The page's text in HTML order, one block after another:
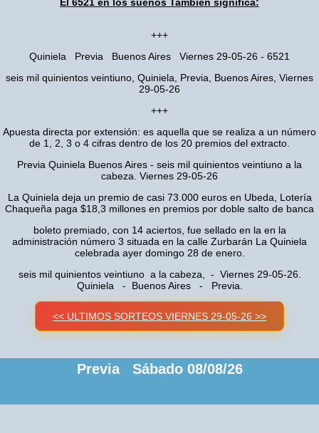
+++
Quiniela Previa Buenos Aires Viernes 29-05-26 - 6521
seis mil quinientos veintiuno, Quiniela, Previa, Buenos Aires, Viernes
29-05-26
+++
Apuesta directa por extensión: es aquella que se realiza a un número
de 1, 2, 3 o 4 cifras dentro de los 20 premios del extracto.
Previa Quiniela Buenos Aires - seis mil quinientos veintiuno a la
cabeza. Viernes 29-05-26
La Quiniela deja un premio de casi 73.000 euros en Ubeda, Lotería
Chaqueña paga $18,3 millones en premios por doble salto de banca
boleto premiado, con 14 aciertos, fue sellado en la en la
administración número 3 situada en la calle Zurbarán La Quiniela
celebrada ayer domingo 28 de enero.
seis mil quinientos veintiuno a la cabeza, - Viernes 29-05-26.
Quiniela - Buenos Aires - Previa.
<< ULTIMOS SORTEOS VIERNES 29-05-26 >>
Previa Sábado 08/08/26